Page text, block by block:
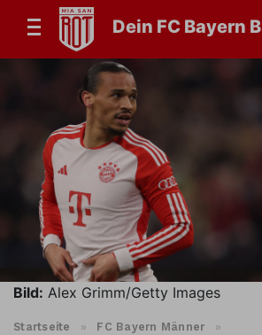
Dein FC Bayern
Bild: Alex Grimm/Getty Images
Startseite » FC Bayern Männer »